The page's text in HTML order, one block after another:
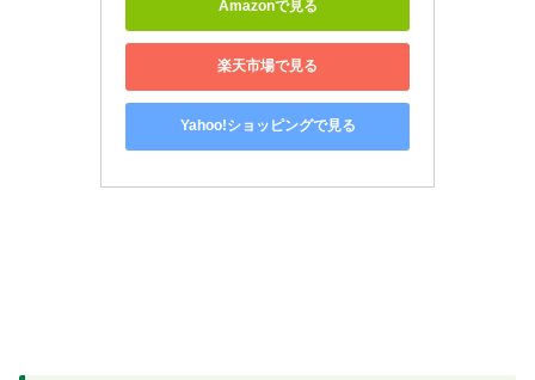
Amazonで見る
楽天市場で見る
Yahoo!ショッピングで見る